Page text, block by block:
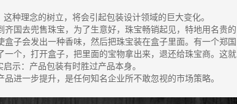
种理念的树立，将会引起包装设计领域的巨大变化。
去兜售珠宝，为了生意好，珠宝畅销起见，特地用名贵的
子会发出一种香味，然后把珠宝装在盒子里面。有一个郑国
个，打开盒子，把里面的宝物拿出来，退还给珠宝商。这就
示：产品包装有时胜过产品本身。
一步提升，是任何知名企业所不敢忽视的市场策略。